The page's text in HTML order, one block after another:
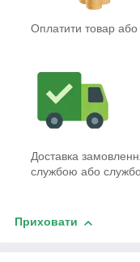
Оплатити товар
Доставка
службою або
Приховати